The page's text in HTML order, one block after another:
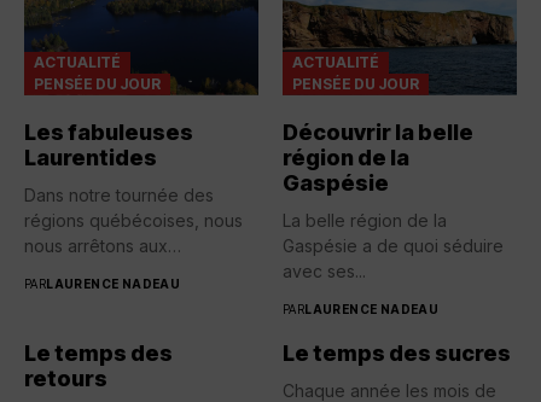
ACTUALITÉ
PENSÉE DU JOUR
Les fabuleuses
Laurentides
Dans notre tournée des
régions québécoises, nous
nous arrêtons aux
PARLAURENCE NADEAU
ACTUALITÉ
PENSÉE DU JOUR
Découvrir la belle
région de la
Gaspésie
La belle région de la
Gaspésie a de quoi séduire
avec ses...
PARLAURENCE NADEAU
Le temps des
retours
Le temps des sucres
Chaque année les mois de